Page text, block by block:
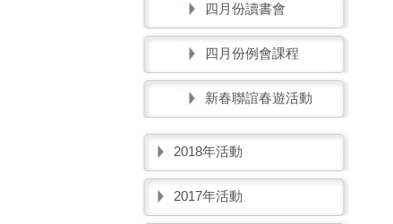
四月份讀書會
四月份例會課程
新春聯誼春遊活動
2018年活動
2017年活動